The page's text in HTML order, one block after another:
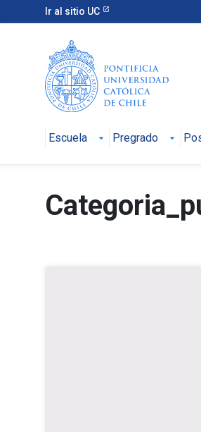
Ir al sitio UC
Escuela Pregrado